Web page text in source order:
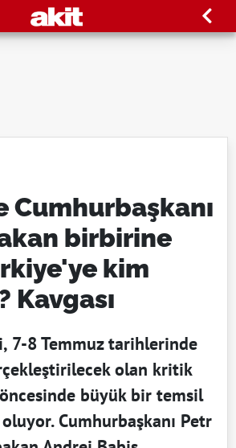
Cumhurbaşkanı
birbirine
kim
Kavgası
7-8 Temmuz tarihlerinde
olan kritik
büyük bir temsil
Cumhurbaşkanı Petr